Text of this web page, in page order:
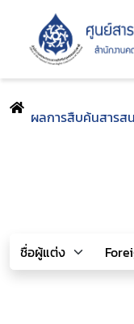
ผลการสืบค้นสารส